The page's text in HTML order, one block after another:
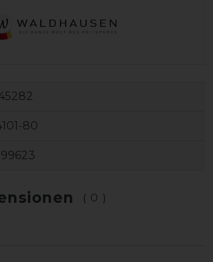
80
(0)